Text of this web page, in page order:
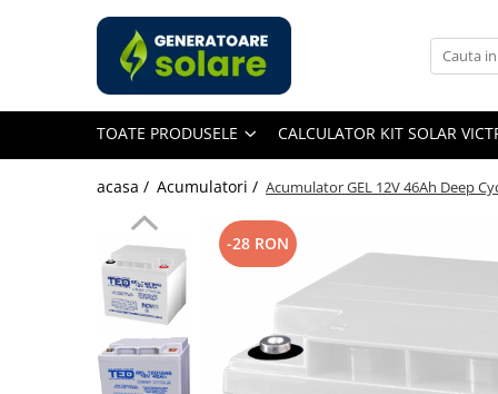
Toate Produsele
Cauta dupa capacitate
Intre 1000-2000W
Intre 2000-3000W
Peste 3000W
Cauta dupa marca
TOATE PRODUSELE CALCULATOR KIT SOLAR
acasa / Acumulatori / Acumulator GEL 12V 46Ah Deep
-28 RON